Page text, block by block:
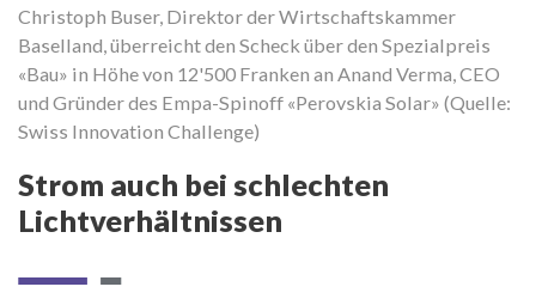
Christoph Buser, Direktor der Wirtschaftskammer
Baselland, überreicht den Scheck über den Spezialpreis
«Bau» in Höhe von 12'500 Franken an Anand Verma, CEO
und Gründer des Empa-Spinoff «Perovskia Solar» (Quelle:
Swiss Innovation Challenge)
Strom auch bei schlechten
Lichtverhältnissen